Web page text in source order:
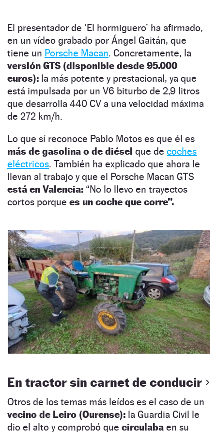
El presentador de ‘El hormiguero’ ha afirmado,
en un vídeo grabado por Ángel Gaitán, que
tiene un Porsche Macan. Concretamente, la
versión GTS (disponible desde 95.000
euros): la más potente y prestacional, ya que
está impulsada por un V6 biturbo de 2,9 litros
que desarrolla 440 CV a una velocidad máxima
de 272 km/h.
Lo que sí reconoce Pablo Motos es que él es
más de gasolina o de diésel que de coches
eléctricos. También ha explicado que ahora le
llevan al trabajo y que el Porsche Macan GTS
está en Valencia: “No lo llevo en trayectos
cortos porque es un coche que corre”.
En tractor sin carnet de conducir
Otros de los temas más leídos es el caso de un
vecino de Leiro (Ourense): la Guardia Civil le
dio el alto y comprobó que circulaba en su